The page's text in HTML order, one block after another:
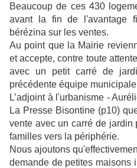
Beaucoup de ces 430
avant la fin de l'avantage
bérézina sur les ventes.
Au point que la Mairie
et accepte, contre toute
avec un petit carré de
précédente équipe
L’adjoint à l'urbanisme -
La Presse Bisontine (p10)
vente avec un carré de
familles vers la périphérie.
Nous ajoutons
demande de petites maisons